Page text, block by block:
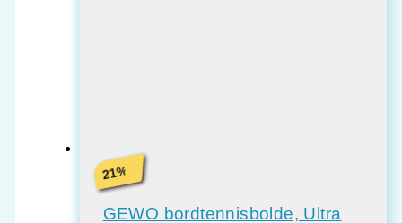
21%
GEWO bordtennisbolde, Ultra